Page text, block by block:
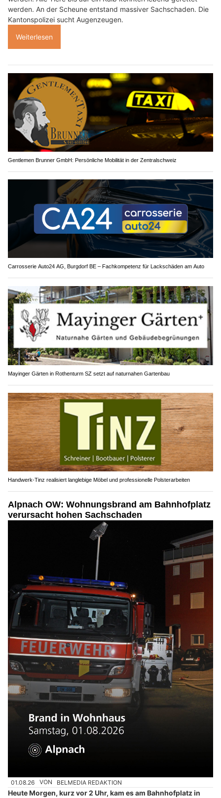
werden. An der Scheune entstand massiver Sachschaden. Die
Kantonspolizei sucht Augenzeugen.
Weiterlesen
Gentlemen Brunner GmbH: Persönliche Mobilität in der Zentralschweiz
Carrosserie Auto24 AG, Burgdorf BE – Fachkompetenz für Lackschäden am Auto
Mayinger Gärten in Rothenturm SZ setzt auf naturnahen Gartenbau
Handwerk-Tinz realisiert langlebige Möbel und professionelle Polsterarbeiten
Alpnach OW: Wohnungsbrand am Bahnhofplatz
verursacht hohen Sachschaden
01.08.26 VON BELMEDIA REDAKTION
Heute Morgen, kurz vor 2 Uhr, kam es am Bahnhofplatz in